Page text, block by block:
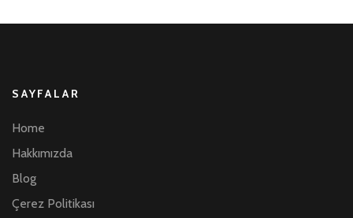
SAYFALAR
Home
Hakkımızda
Blog
Çerez Politikası